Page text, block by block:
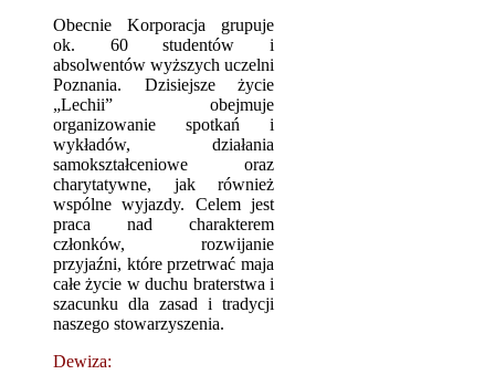
Obecnie Korporacja grupuje
ok. 60 studentów i
absolwentów wyższych uczelni
Poznania. Dzisiejsze życie
„Lechii” obejmuje
organizowanie spotkań i
wykładów, działania
samokształceniowe oraz
charytatywne, jak również
wspólne wyjazdy. Celem jest
praca nad charakterem
członków, rozwijanie
przyjaźni, które przetrwać maja
całe życie w duchu braterstwa i
szacunku dla zasad i tradycji
naszego stowarzyszenia.
Dewiza: